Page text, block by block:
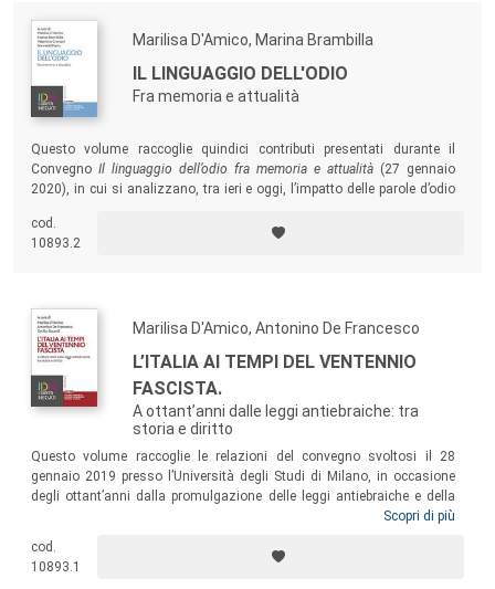
Marilisa D'Amico, Marina Brambilla
IL LINGUAGGIO DELL'ODIO
Fra memoria e attualità
Questo volume raccoglie quindici contributi presentati durante il
Convegno Il linguaggio dell’odio fra memoria e attualità (27 gennaio
2020), in cui si analizzano, tra ieri e oggi, l’impatto delle parole d’odio
hanno veicolato, testimoniato o sanzionato forme d’odio.
cod.
10893.2
Marilisa D'Amico, Antonino De Francesco
L’ITALIA AI TEMPI DEL VENTENNIO
FASCISTA.
A ottant’anni dalle leggi antiebraiche: tra
storia e diritto
Questo volume raccoglie le relazioni del convegno svoltosi il 28
gennaio 2019 presso l’Università degli Studi di Milano, in occasione
degli ottant’anni dalla promulgazione delle leggi antiebraiche e della
Giornata della Memoria. I saggi dei diversi autori sono uniti dalla
sugli anni che culminarono con l’affermazione del regime fascista e
con l’attuazione delle sue politiche antiebraiche, secondo una
Scopri di più
cod.
10893.1